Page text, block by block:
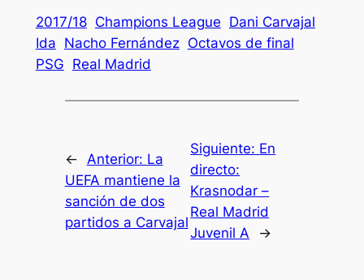
2017/18 Champions League Dani Carvajal
Ida Nacho Fernández Octavos de final
PSG Real Madrid
← Anterior: La
UEFA mantiene la
sanción de dos
partidos a Carvajal
Siguiente: En
directo:
Krasnodar –
Real Madrid
Juvenil A
→